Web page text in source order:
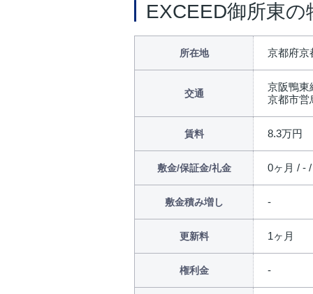
EXCEED御所東の
所在地 京都府京
交通
京阪鴨東
京都市営
賃料 8.3万円
敷金/保証金/礼金 0ヶ月 / -
敷金積み増し
更新料 1ヶ月
権利金